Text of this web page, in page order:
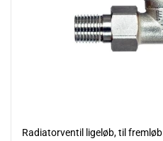
Radiatorventil ligeløb, til fremløb